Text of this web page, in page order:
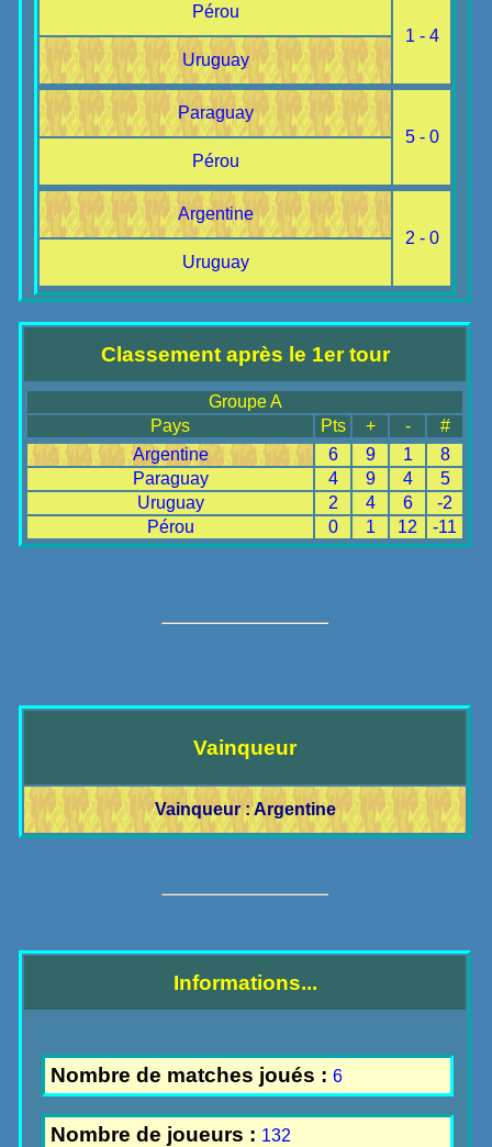
Pérou
1 - 4
Uruguay
Paraguay
5 - 0
Pérou
Argentine
2 - 0
Uruguay
Classement après le 1er tour
Groupe A
Pays
Pts + -
#
Argentine
6 9 1
8
Paraguay
4 9 4
5
Uruguay
2 4 6
-2
Pérou
0 1 12 -11
Vainqueur
Vainqueur : Argentine
Informations...
Nombre de matches joués :6
Nombre de joueurs : 132